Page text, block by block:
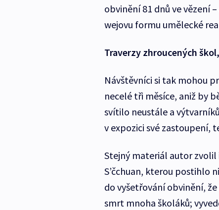
obvinění 81 dnů ve vězení
wejovu formu umělecké
Traverzy zhroucených
Návštěvníci si tak mohou
necelé tři měsíce, aniž by
svítilo neustále a
v expozici své zastoupení,
Stejný materiál autor zvolil
S’čchuan, kterou postihlo
do vyšetřování obvinění,
smrt mnoha školáků;